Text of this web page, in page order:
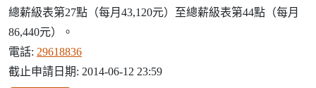
總薪級表第27點（每月43,120元）至總薪級表第44點（每月
86,440元）。
電話: 29618836
截止申請日期: 2014-06-12 23:59